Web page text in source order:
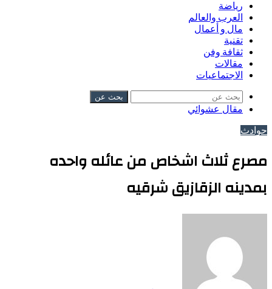
رياضة
العرب والعالم
مال و أعمال
تقنية
ثقافة وفن
مقالات
الاجتماعيات
بحث عن
مقال عشوائي
حوادث
مصرع ثلاث اشخاص من عائله واحده
بمدينه الزقازيق شرقيه